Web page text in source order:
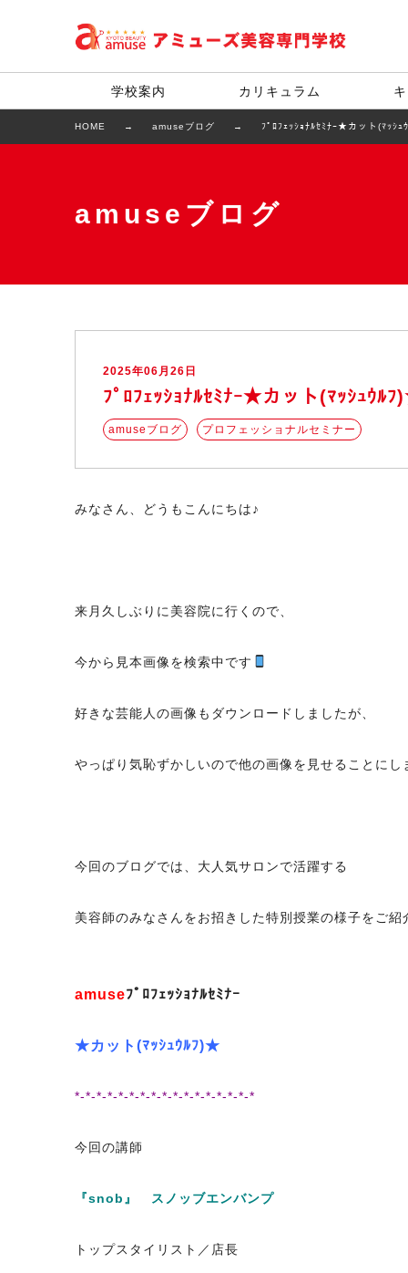
学校案内 カリキュラム
HOME amuseブログ ﾌﾟﾛﾌｪｯｼｮﾅﾙｾﾐﾅｰ★カット(ﾏｯｼ
amuseブログ
2025年06月26日
ﾌﾟﾛﾌｪｯｼｮﾅﾙｾﾐﾅｰ★カット(ﾏｯｼｭｳﾙ
amuseブログ プロフェッショナルセミナー
みなさん、どうもこんにちは♪
来月久しぶりに美容院に行くので、
今から見本画像を検索中です
好きな芸能人の画像もダウンロードしましたが、
やっぱり気恥ずかしいので他の画像を見せることにし
今回のブログでは、大人気サロンで活躍する
美容師のみなさんをお招きした特別授業の様子をご紹
amuseﾌﾟﾛﾌｪｯｼｮﾅﾙｾﾐﾅｰ
★カット(ﾏｯｼｭｳﾙﾌ)★
*-*-*-*-*-*-*-*-*-*-*-*-*-*-*-*-*
今回の講師
『snob』 スノッブエンバンプ
トップスタイリスト／店長